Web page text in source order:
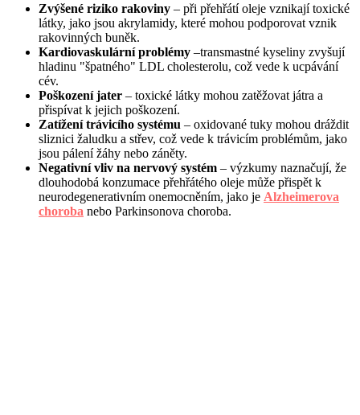
Zvýšené riziko rakoviny – při přehřátí oleje vznikají toxické
látky, jako jsou akrylamidy, které mohou podporovat vznik
rakovinných buněk.
Kardiovaskulární problémy –transmastné kyseliny zvyšují
hladinu "špatného" LDL cholesterolu, což vede k ucpávání
cév.
Poškození jater – toxické látky mohou zatěžovat játra a
přispívat k jejich poškození.
Zatížení trávicího systému – oxidované tuky mohou dráždit
sliznici žaludku a střev, což vede k trávicím problémům, jako
jsou pálení žáhy nebo záněty.
Negativní vliv na nervový systém – výzkumy naznačují, že
dlouhodobá konzumace přehřátého oleje může přispět k
neurodegenerativním onemocněním, jako je Alzheimerova
choroba nebo Parkinsonova choroba.